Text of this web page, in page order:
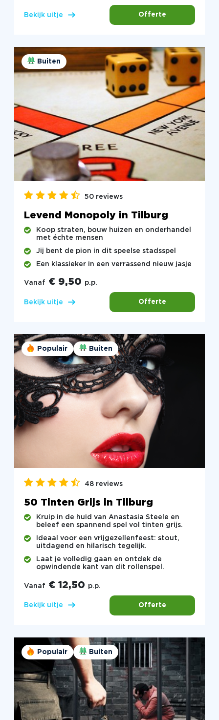
Bekijk uitje Offerte
Buiten
50 reviews
Levend Monopoly in Tilburg
Koop straten, bouw huizen en onderhandel
met échte mensen
Jij bent de pion in dit speelse stadsspel
Een klassieker in een verrassend nieuw jasje
Vanaf € 9,50 p.p.
Bekijk uitje Offerte
Populair Buiten
48 reviews
50 Tinten Grijs in Tilburg
Kruip in de huid van Anastasia Steele en
beleef een spannend spel vol tinten grijs.
Ideaal voor een vrijgezellenfeest: stout,
uitdagend en hilarisch tegelijk.
Laat je volledig gaan en ontdek de
opwindende kant van dit rollenspel.
Vanaf € 12,50 p.p.
Bekijk uitje Offerte
Populair Buiten